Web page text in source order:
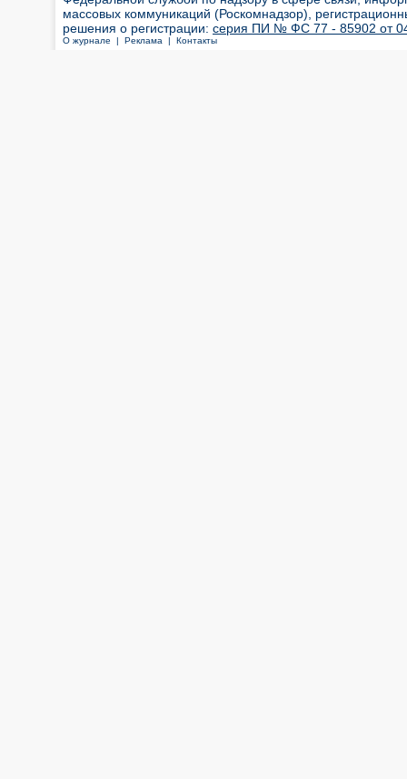
массовых коммуникаций (Роскомнадзор),
решения о регистрации: серия ПИ № ФС 77 - 85902 от 04
О журнале | Реклама | Контакты